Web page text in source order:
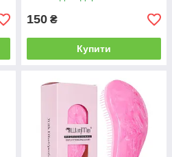
150 ₴
Купити